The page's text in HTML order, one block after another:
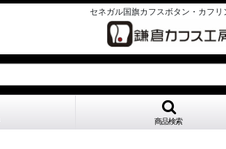
セネガル国旗カフスボタン・カフリ
商品検索